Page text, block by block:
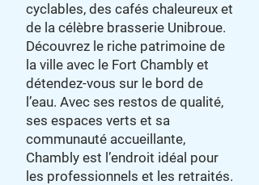
cyclables, des cafés chaleureux et
de la célèbre brasserie Unibroue.
Découvrez le riche patrimoine de
la ville avec le Fort Chambly et
détendez-vous sur le bord de
l’eau. Avec ses restos de qualité,
ses espaces verts et sa
communauté accueillante,
Chambly est l’endroit idéal pour
les professionnels et les retraités.